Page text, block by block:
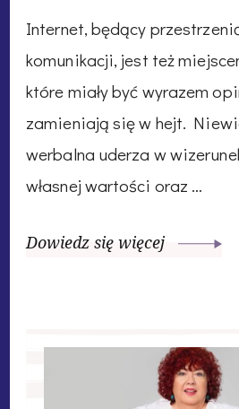
Internet, będący
komunikacji, jest też
które miały być wyrazem
zamieniają się w hejt.
werbalna uderza w
własnej wartości oraz …
Dowiedz się więcej